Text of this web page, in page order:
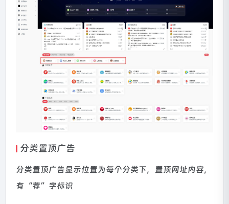
分类置顶广告
分类置顶广告显示位置为每个分类下，置顶网址内容，
有“荐”字标识